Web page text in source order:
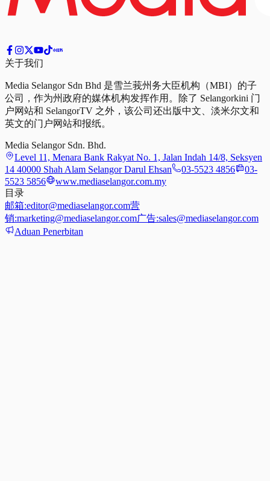
关于我们
Media Selangor Sdn Bhd 是雪兰莪州务大臣机构（MBI）的子
公司，作为州政府的媒体机构发挥作用。除了 Selangorkini 门
户网站和 SelangorTV 之外，该公司还出版中文、淡米尔文和
英文的门户网站和报纸。
Media Selangor Sdn. Bhd.
Level 11, Menara Bank Rakyat No. 1, Jalan Indah 14/8, Seksyen
14 40000 Shah Alam Selangor Darul Ehsan
03-5523 4856
03-
5523 5856
www.mediaselangor.com.my
目录
邮箱:editor@mediaselangor.com营
销:marketing@mediaselangor.com广告:sales@mediaselangor.com
Aduan Penerbitan